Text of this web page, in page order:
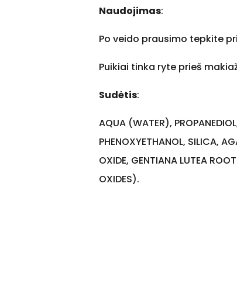
Naudojimas:
Po veido prausimo tepkite
Puikiai tinka ryte prieš
Sudėtis:
AQUA (WATER),
PHENOXYETHANOL, SILICA,
OXIDE, GENTIANA LUTEA
OXIDES).